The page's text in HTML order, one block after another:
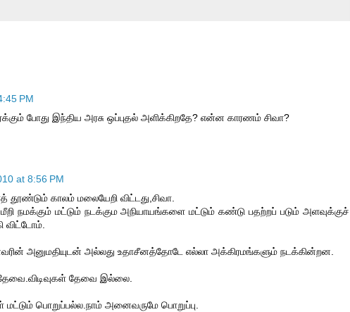
PM
போது இந்திய அரசு ஒப்புதல் அளிக்கிறதே? என்ன காரணம் சிவா?
at 8:56 PM
காலம் மலையேறி விட்டது,சிவா.
நமக்கும் மட்டும் நடக்கும அநியாயங்களை மட்டும் கண்டு பதற்றப் படும் அளவுக்குச்
விட்டோம்.
அனுமதியுடன் அல்லது உதாசீனத்தோடே எல்லா அக்கிரமங்களும் நடக்கின்றன.
தேவை இல்லை.
பொறுப்பல்ல.நாம் அனைவருமே பொறுப்பு.